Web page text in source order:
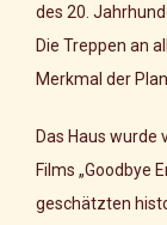
des 20.
Die Treppen an
Merkmal der
Das Haus wurde
Films „Goodbye
geschätzten